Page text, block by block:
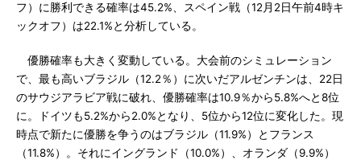
フ）に勝利できる確率は45.2%、スペイン戦（12月2日午前4時キ
ックオフ）は22.1%と分析している。
優勝確率も大きく変動している。大会前のシミュレーション
で、最も高いブラジル（12.2％）に次いだアルゼンチンは、22日
のサウジアラビア戦に破れ、優勝確率は10.9％から5.8%へと8位
に。ドイツも5.2%から2.0%となり、5位から12位に変化した。現
時点で新たに優勝を争うのはブラジル（11.9%）とフランス
（11.8%）。それにイングランド（10.0%）、オランダ（9.9%）